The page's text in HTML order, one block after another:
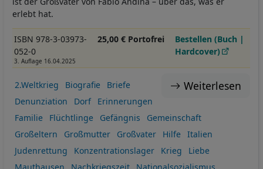
erlebt hat.
ISBN 978-3-03973-
052-0
3. Auflage 16.04.2025
25,00 € Portofrei
Bestellen (Buch |
Hardcover)
Weiterlesen
2.Weltkrieg Biografie
Briefe
Denunziation
Dorf
Erinnerungen
Familie
Flüchtlinge Gefängnis
Gemeinschaft
Großeltern
Großmutter Großvater Hilfe
Italien
Judenrettung
Konzentrationslager Krieg
Liebe
Mauthausen
Nachkriegszeit
Nationalsozialismus